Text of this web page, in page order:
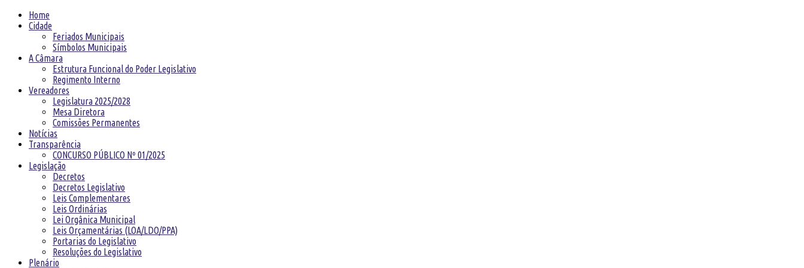
Home
Cidade
Feriados Municipais
Símbolos Municipais
A Câmara
Estrutura Funcional do Poder Legislativo
Regimento Interno
Vereadores
Legislatura 2025/2028
Mesa Diretora
Comissões Permanentes
Notícias
Transparência
CONCURSO PÚBLICO Nº 01/2025
Legislação
Decretos
Decretos Legislativo
Leis Complementares
Leis Ordinárias
Lei Orgânica Municipal
Leis Orçamentárias (LOA/LDO/PPA)
Portarias do Legislativo
Resoluções do Legislativo
Plenário